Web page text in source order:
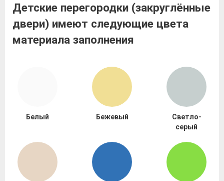
Детские перегородки (закруглённые
двери) имеют следующие цвета
материала заполнения
Белый Бежевый
Светло-
серый